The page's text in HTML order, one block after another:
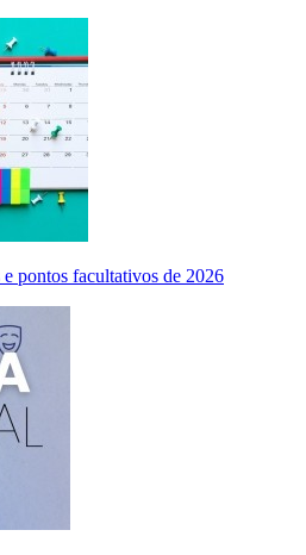
pontos facultativos de 2026